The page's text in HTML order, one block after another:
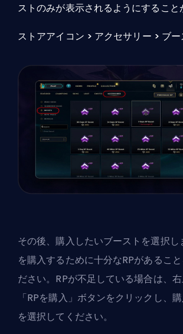
ストのみが表示されるようにすること
ストアアイコン > アクセサリー > ブー
その後、購入したいブーストを選択し
を購入するために十分なRPがあるこ
ださい。RPが不足している場合は、
「RPを購入」ボタンをクリックし、
を選択してください。